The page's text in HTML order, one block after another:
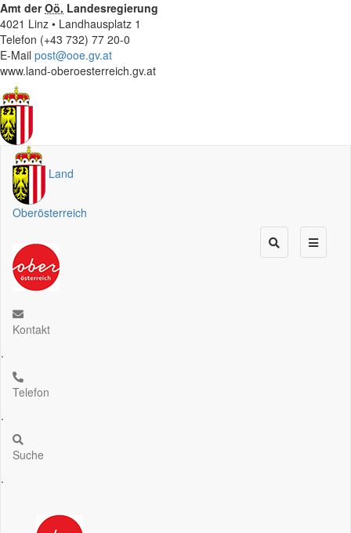
Amt derOö. Landesregierung
4021 Linz • Landhausplatz 1
Telefon (+43 732) 77 20-0
E-Mail post@ooe.gv.at
www.land-oberoesterreich.gv.at
Land
Oberösterreich
Kontakt
.
Telefon
.
Suche
.